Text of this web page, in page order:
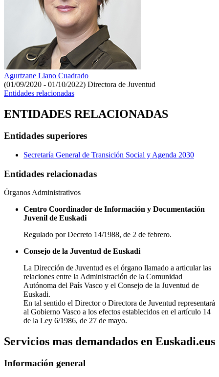
Agurtzane Llano Cuadrado
(01/09/2020 - 01/10/2022) Directora de Juventud
Entidades relacionadas
ENTIDADES RELACIONADAS
Entidades superiores
Secretaría General de Transición Social y Agenda 2030
Entidades relacionadas
Órganos Administrativos
Centro Coordinador de Información y Documentación
Juvenil de Euskadi
Regulado por Decreto 14/1988, de 2 de febrero.
Consejo de la Juventud de Euskadi
La Dirección de Juventud es el órgano llamado a articular las
relaciones entre la Administración de la Comunidad
Autónoma del País Vasco y el Consejo de la Juventud de
Euskadi.
En tal sentido el Director o Directora de Juventud representará
al Gobierno Vasco a los efectos establecidos en el artículo 14
de la Ley 6/1986, de 27 de mayo.
Servicios mas demandados en Euskadi.eus
Información general